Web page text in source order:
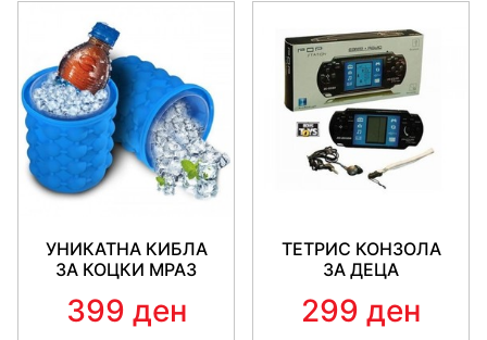
УНИКАТНА КИБЛА
ЗА КОЦКИ МРАЗ
399 ден
ТЕТРИС КОНЗОЛА
ЗА ДЕЦА
299 ден